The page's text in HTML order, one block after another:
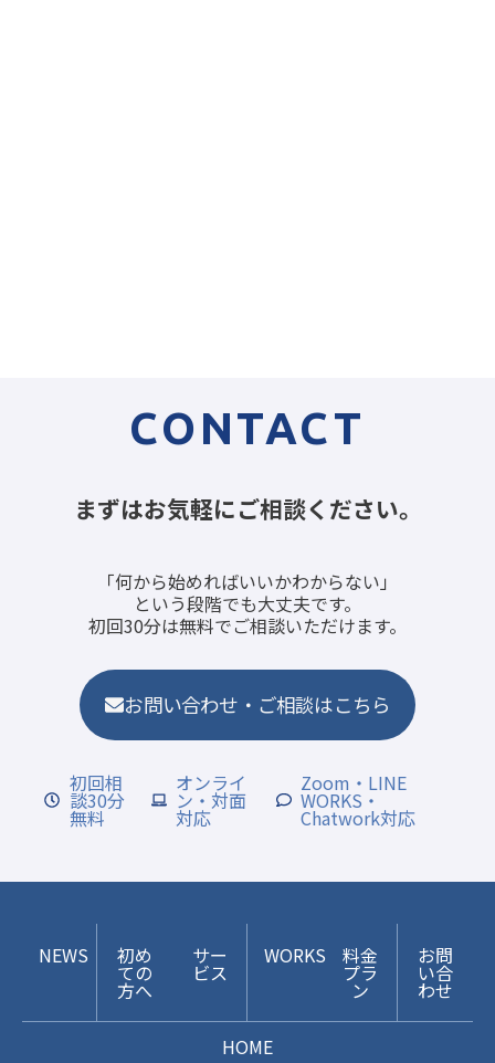
CONTACT
まずはお気軽にご相談ください。
「何から始めればいいかわからない」
という段階でも大丈夫です。
初回30分は無料でご相談いただけます。
お問い合わせ・ご相談はこちら
初回相
談30分
無料
オンライ
ン・対面
対応
Zoom・LINE
WORKS・
Chatwork対応
NEWS 初め
ての
方へ
サー
ビス
WORKS 料金
プラ
ン
お問
い合
わせ
HOME